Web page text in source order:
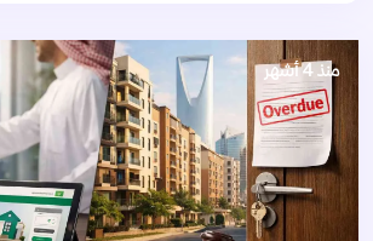
منذ 4 أشهر